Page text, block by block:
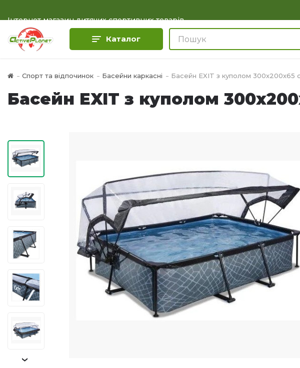
Інтернет магазин дитячих спортивних товарів
Каталог
Спорт та відпочинок Басейни каркасні Басейн EXIT з куполом 300х200х65
Басейн EXIT з куполом
›